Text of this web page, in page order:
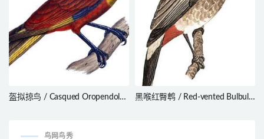
盔拟掠鸟 / Casqued Oropendola
黑喉红臀鹎 / Red-vented Bulbul /
鸟网鸟秀